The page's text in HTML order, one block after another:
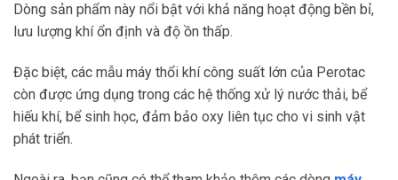
Dòng sản phẩm này nổi bật với khả năng hoạt động bền bỉ,
lưu lượng khí ổn định và độ ồn thấp.
Đặc biệt, các mẫu máy thổi khí công suất lớn của Perotac
còn được ứng dụng trong các hệ thống xử lý nước thải, bể
hiếu khí, bể sinh học, đảm bảo oxy liên tục cho vi sinh vật
phát triển.